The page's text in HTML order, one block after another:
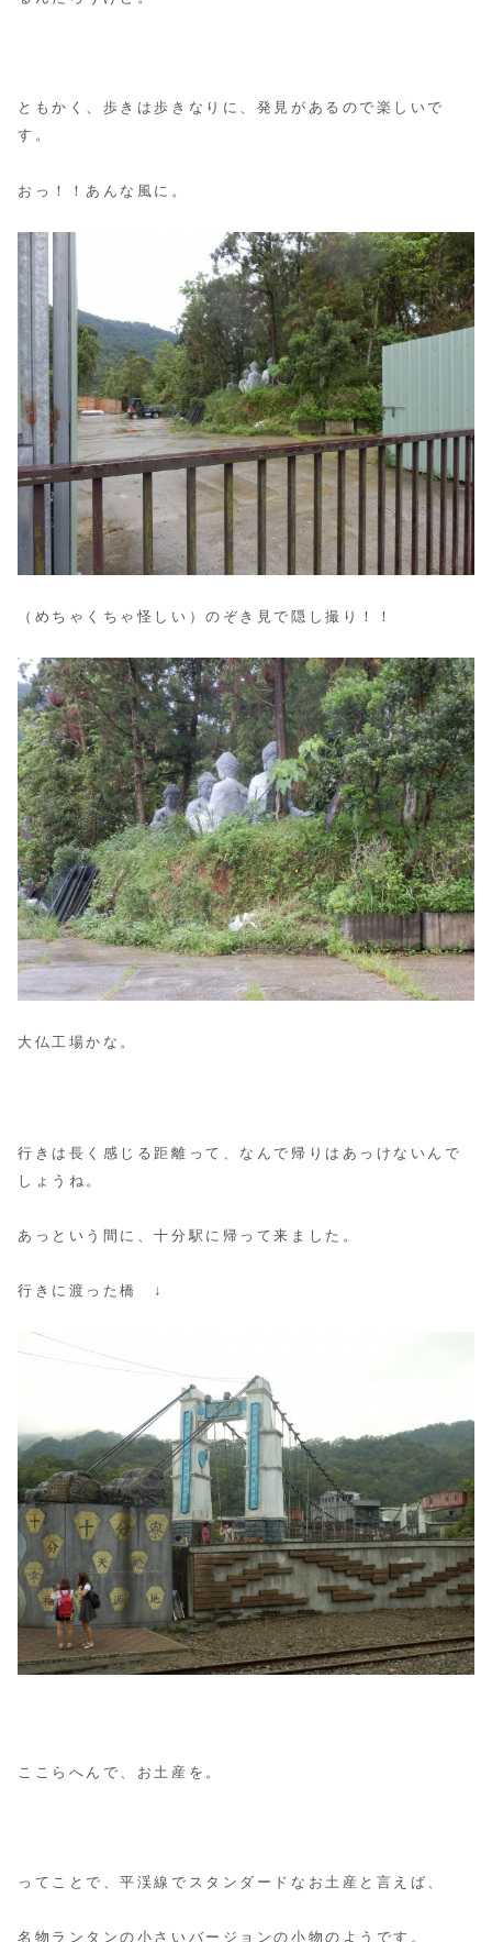
ともかく、歩きは歩きなりに、発見があるので楽しいで
す。
おっ！！あんな風に。
（めちゃくちゃ怪しい）のぞき見で隠し撮り！！
大仏工場かな。
行きは長く感じる距離って、なんで帰りはあっけないんで
しょうね。
あっという間に、十分駅に帰って来ました。
行きに渡った橋 ↓
ここらへんで、お土産を。
ってことで、平渓線でスタンダードなお土産と言えば、
名物ランタンの小さいバージョンの小物のようです。